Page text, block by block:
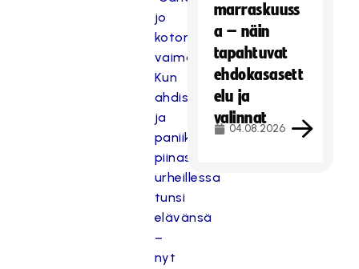
jo
kotona
vaimolle”
Kun
ahdistus
ja
paniikkihäiriö
piinasivat,
urheillessa
tunsi
elävänsä
–
nyt
marraskuuss
a – näin
tapahtuvat
ehdokasasett
elu ja
valinnat
04.08.2026